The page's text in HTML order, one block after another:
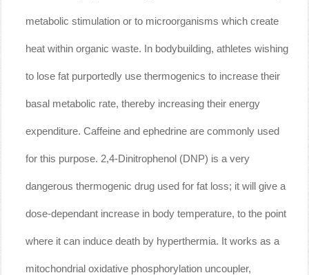
metabolic stimulation or to microorganisms which create
heat within organic waste. In bodybuilding, athletes wishing
to lose fat purportedly use thermogenics to increase their
basal metabolic rate, thereby increasing their energy
expenditure. Caffeine and ephedrine are commonly used
for this purpose. 2,4-Dinitrophenol (DNP) is a very
dangerous thermogenic drug used for fat loss; it will give a
dose-dependant increase in body temperature, to the point
where it can induce death by hyperthermia. It works as a
mitochondrial oxidative phosphorylation uncoupler,